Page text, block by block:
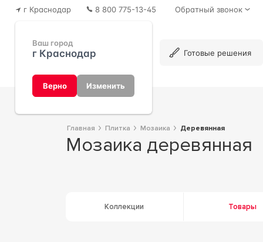
г Краснодар
Ваш город
г Краснодар
Верно Изменить
8 800 775-13-45 Обратный звонок
Готовые решения
Главная Плитка Мозаика деревянная
Мозаика деревянная
Коллекции Товары